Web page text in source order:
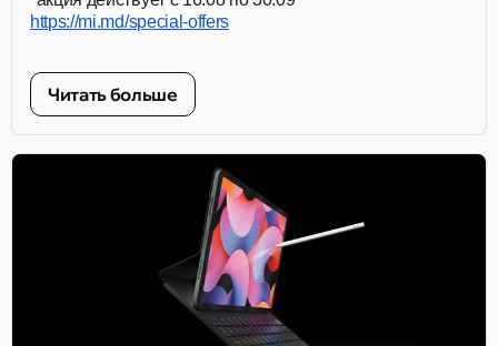
https://mi.md/special-offers
Читать больше